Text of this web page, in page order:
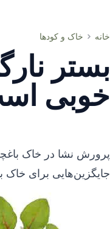
خانه خاک و کودها بستر نارگیل برای نشا. آیا انتخاب خوبی است؟
بستر
خوبی
پرورش نشا در خاک
جایگزین‌هایی برای خاک